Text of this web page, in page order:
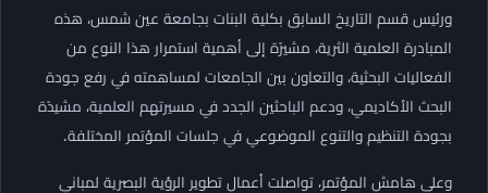
ورئيس قسم التاريخ السابق بكلية البنات بجامعة عين شمس، هذه
المبادرة العلمية الثرية، مشيرًة إلى أهمية استمرار هذا النوع من
الفعاليات البحثية، والتعاون بين الجامعات لمساهمته في رفع جودة
البحث الأكاديمي، ودعم الباحثين الجدد في مسيرتهم العلمية، مشيدًة
بجودة التنظيم والتنوع الموضوعي في جلسات المؤتمر المختلفة.
وعلى هامش المؤتمر، تواصلت أعمال تطوير الرؤية البصرية لمباني